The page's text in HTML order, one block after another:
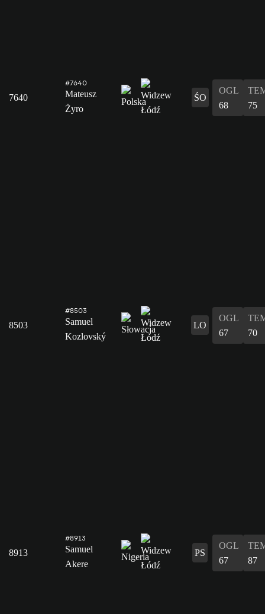
7640
#7640
Mateusz
Żyro
ŚO
OGL
68
75
8503
#8503
Samuel
Kozlovský
LO
OGL
67
70
8913
#8913
Samuel
Akere
PS
OGL
67
87